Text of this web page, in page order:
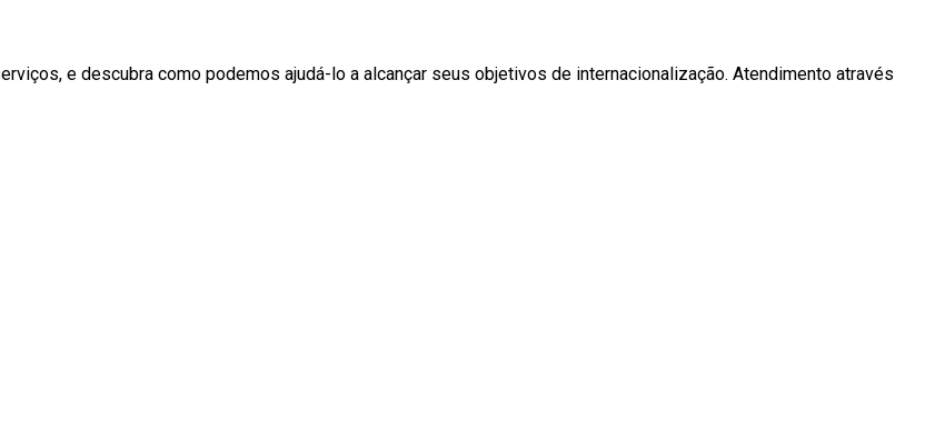
e descubra como podemos ajudá-lo a alcançar seus objetivos de internacionalização. Atendimento através